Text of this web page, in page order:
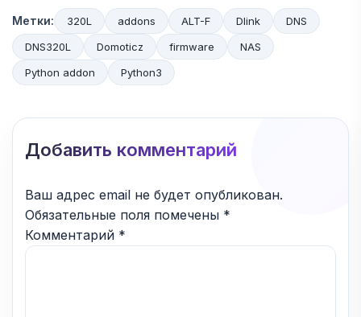
Метки: 320L addons ALT-F Dlink
DNS
DNS320L
Domoticz firmware
NAS
Python addon
Python3
Добавить комментарий
Ваш адрес email не будет опубликован.
Обязательные поля помечены *
Комментарий *